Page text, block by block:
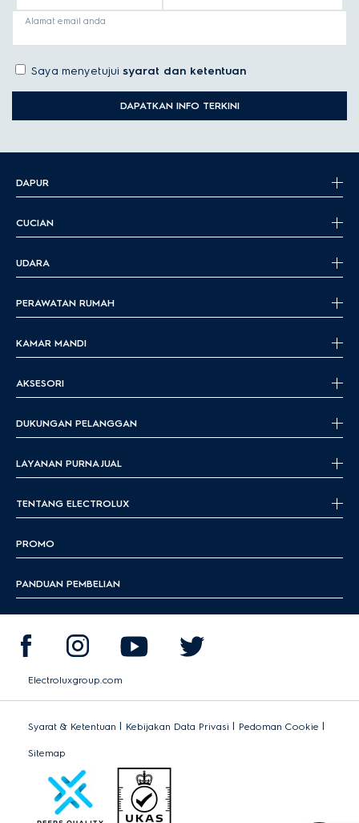
Alamat email anda
Saya menyetujui syarat dan ketentuan
DAPATKAN INFO TERKINI
DAPUR
CUCIAN
UDARA
PERAWATAN RUMAH
KAMAR MANDI
AKSESORI
DUKUNGAN PELANGGAN
LAYANAN PURNA JUAL
TENTANG ELECTROLUX
PROMO
PANDUAN PEMBELIAN
Electroluxgroup.com
Syarat & Ketentuan | Kebijakan Data Privasi | Pedoman Cookie |
Sitemap